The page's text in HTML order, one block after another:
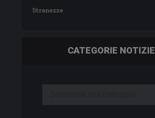
Stranezze
CATEGORIE NOTIZIE